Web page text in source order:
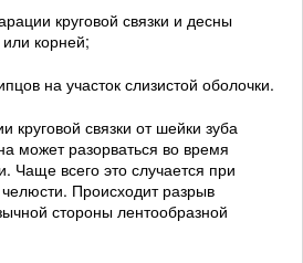
круговой связки и десны
корней;
на участок слизистой оболочки.
круговой связки от шейки зуба
может разорваться во время
Чаще всего это случается при
Происходит разрыв
стороны лентообразной